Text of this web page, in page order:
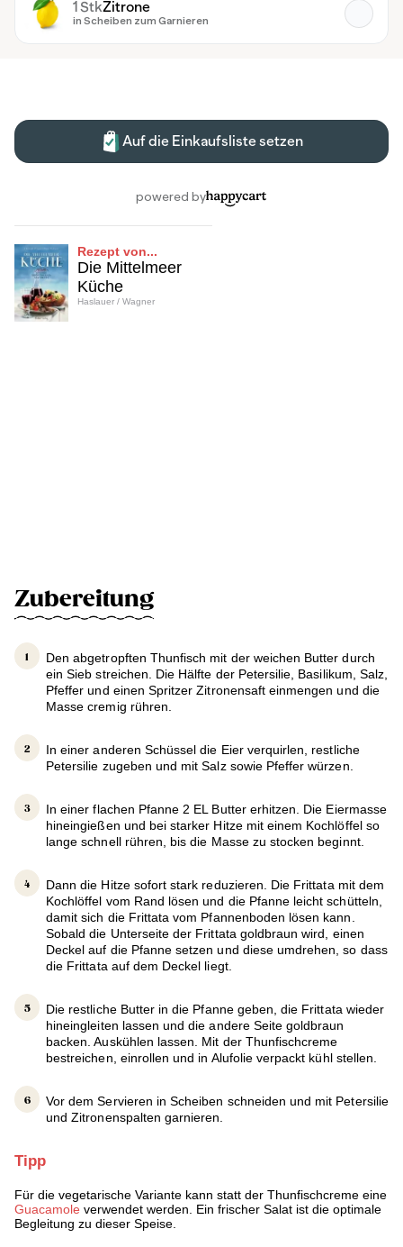
Rezept von...
Die Mittelmeer
Küche
Haslauer / Wagner
Zubereitung
Den abgetropften Thunfisch mit der weichen Butter durch
ein Sieb streichen. Die Hälfte der Petersilie, Basilikum, Salz,
Pfeffer und einen Spritzer Zitronensaft einmengen und die
Masse cremig rühren.
In einer anderen Schüssel die Eier verquirlen, restliche
Petersilie zugeben und mit Salz sowie Pfeffer würzen.
In einer flachen Pfanne 2 EL Butter erhitzen. Die Eiermasse
hineingießen und bei starker Hitze mit einem Kochlöffel so
lange schnell rühren, bis die Masse zu stocken beginnt.
Dann die Hitze sofort stark reduzieren. Die Frittata mit dem
Kochlöffel vom Rand lösen und die Pfanne leicht schütteln,
damit sich die Frittata vom Pfannenboden lösen kann.
Sobald die Unterseite der Frittata goldbraun wird, einen
Deckel auf die Pfanne setzen und diese umdrehen, so dass
die Frittata auf dem Deckel liegt.
Die restliche Butter in die Pfanne geben, die Frittata wieder
hineingleiten lassen und die andere Seite goldbraun
backen. Auskühlen lassen. Mit der Thunfischcreme
bestreichen, einrollen und in Alufolie verpackt kühl stellen.
Vor dem Servieren in Scheiben schneiden und mit Petersilie
und Zitronenspalten garnieren.
Tipp
Für die vegetarische Variante kann statt der Thunfischcreme eine
Guacamole verwendet werden. Ein frischer Salat ist die optimale
Begleitung zu dieser Speise.